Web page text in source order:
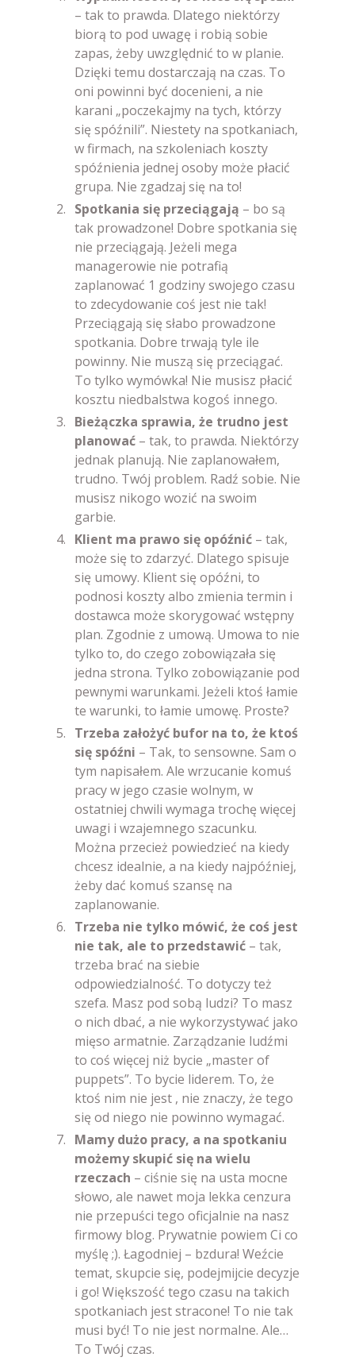
– tak to prawda. Dlatego niektórzy
biorą to pod uwagę i robią sobie
zapas, żeby uwzględnić to w planie.
Dzięki temu dostarczają na czas. To
oni powinni być docenieni, a nie
karani „poczekajmy na tych, którzy
się spóźnili”. Niestety na spotkaniach,
w firmach, na szkoleniach koszty
spóźnienia jednej osoby może płacić
grupa. Nie zgadzaj się na to!
Spotkania się przeciągają – bo są
tak prowadzone! Dobre spotkania się
nie przeciągają. Jeżeli mega
managerowie nie potrafią
zaplanować 1 godziny swojego czasu
to zdecydowanie coś jest nie tak!
Przeciągają się słabo prowadzone
spotkania. Dobre trwają tyle ile
powinny. Nie muszą się przeciągać.
To tylko wymówka! Nie musisz płacić
kosztu niedbalstwa kogoś innego.
Bieżączka sprawia, że trudno jest
planować – tak, to prawda. Niektórzy
jednak planują. Nie zaplanowałem,
trudno. Twój problem. Radź sobie. Nie
musisz nikogo wozić na swoim
garbie.
Klient ma prawo się opóźnić – tak,
może się to zdarzyć. Dlatego spisuje
się umowy. Klient się opóźni, to
podnosi koszty albo zmienia termin i
dostawca może skorygować wstępny
plan. Zgodnie z umową. Umowa to nie
tylko to, do czego zobowiązała się
jedna strona. Tylko zobowiązanie pod
pewnymi warunkami. Jeżeli ktoś łamie
te warunki, to łamie umowę. Proste?
Trzeba założyć bufor na to, że ktoś
się spóźni – Tak, to sensowne. Sam o
tym napisałem. Ale wrzucanie komuś
pracy w jego czasie wolnym, w
ostatniej chwili wymaga trochę więcej
uwagi i wzajemnego szacunku.
Można przecież powiedzieć na kiedy
chcesz idealnie, a na kiedy najpóźniej,
żeby dać komuś szansę na
zaplanowanie.
Trzeba nie tylko mówić, że coś jest
nie tak, ale to przedstawić – tak,
trzeba brać na siebie
odpowiedzialność. To dotyczy też
szefa. Masz pod sobą ludzi? To masz
o nich dbać, a nie wykorzystywać jako
mięso armatnie. Zarządzanie ludźmi
to coś więcej niż bycie „master of
puppets”. To bycie liderem. To, że
ktoś nim nie jest , nie znaczy, że tego
się od niego nie powinno wymagać.
Mamy dużo pracy, a na spotkaniu
możemy skupić się na wielu
rzeczach – ciśnie się na usta mocne
słowo, ale nawet moja lekka cenzura
nie przepuści tego oficjalnie na nasz
firmowy blog. Prywatnie powiem Ci co
myślę ;). Łagodniej – bzdura! Weźcie
temat, skupcie się, podejmijcie decyzje
i go! Większość tego czasu na takich
spotkaniach jest stracone! To nie tak
musi być! To nie jest normalne. Ale…
To Twój czas.